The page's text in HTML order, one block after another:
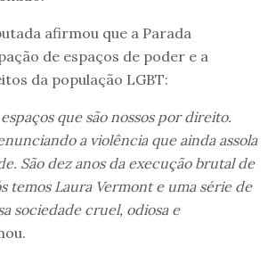
afirmou que a Parada
de espaços de poder e a
da população LGBT:
que são nossos por direito.
a violência que ainda assola
São dez anos da execução brutal de
temos Laura Vermont e uma série de
sociedade cruel, odiosa e